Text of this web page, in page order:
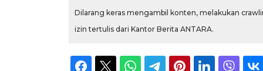
Dilarang keras mengambil konten, melakukan
izin tertulis dari Kantor Berita ANTARA.